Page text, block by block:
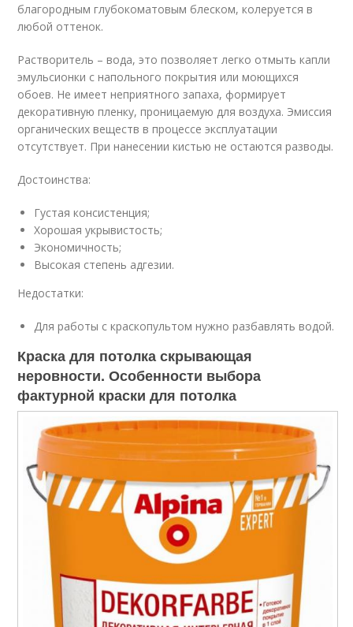
благородным глубокоматовым блеском, колеруется в
любой оттенок.
Растворитель – вода, это позволяет легко отмыть капли
эмульсионки с напольного покрытия или моющихся
обоев. Не имеет неприятного запаха, формирует
декоративную пленку, проницаемую для воздуха. Эмиссия
органических веществ в процессе эксплуатации
отсутствует. При нанесении кистью не остаются разводы.
Достоинства:
Густая консистенция;
Хорошая укрывистость;
Экономичность;
Высокая степень адгезии.
Недостатки:
Для работы с краскопультом нужно разбавлять водой.
Краска для потолка скрывающая
неровности. Особенности выбора
фактурной краски для потолка